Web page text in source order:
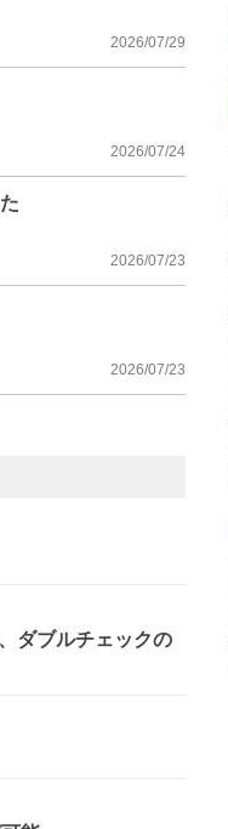
2026/07/29
2026/07/24
2026/07/23
2026/07/23
ダブルチェックの